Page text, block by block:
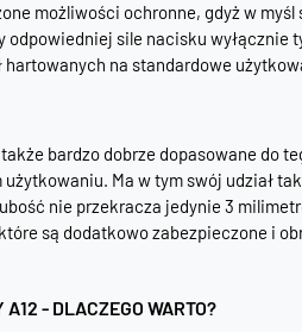
możliwości ochronne, gdyż w
odpowiedniej sile nacisku wyłącznie
hartowanych na standardowe
bardzo dobrze dopasowane do
Ma w tym swój udział
nie przekracza jedynie 3
są dodatkowo zabezpieczone i
- DLACZEGO WARTO?